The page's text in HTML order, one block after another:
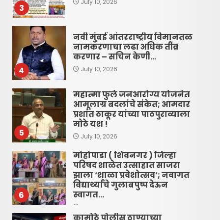
3
July 10, 2026
4
नवी मुंबई आंतरराष्ट्रीय विमानतळ
नामकरणाचा लढा अधिक तीव्र
करणार – सचिन केणी…
July 10, 2026
5
महात्मा फुले जनआरोग्य योजनेत
आमूलाग्र बदलांचे संकेत; आमदार
प्रशांत ठाकूर यांच्या पाठपुराव्याला
मोठे यश !
July 10, 2026
6
मोहोपाडा ( शिवनगर ) जिल्हा
परिषद शाळेत उत्साहात साजरा
झाला ‘शाळा प्रवेशोत्सव’; नवागत
विद्यार्थ्यांचे गुलाबपुष्प देऊन
स्वागत…